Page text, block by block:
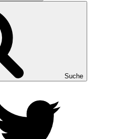
Suche